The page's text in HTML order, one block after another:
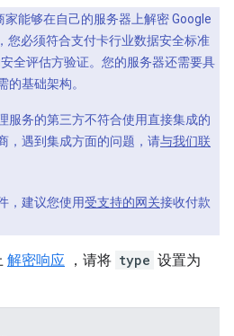
家能够在自己的服务器上解密 Google
您必须符合支付卡行业数据安全标准
全评估方验证。您的服务器还需要具
的基础架构。
服务的第三方不符合使用直接集成的
，遇到集成方面的问题，请与我们联
，建议您使用受支持的网关接收付款
解密响应 ，请将 type 设置为